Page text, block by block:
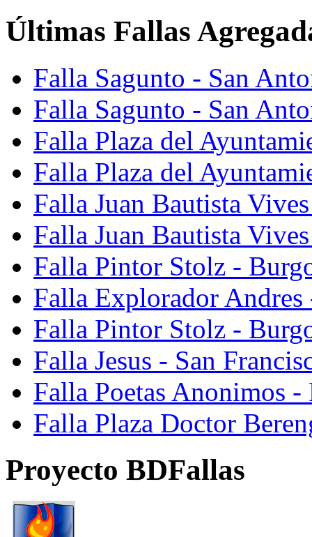
Últimas Fallas
Falla Sagunto - San
Falla Sagunto - San
Falla Plaza del
Falla Plaza del
Falla Juan Bautista
Falla Juan Bautista
Falla Pintor Stolz -
Falla Explorador Andres
Falla Pintor Stolz -
Falla Jesus - San
Falla Poetas Anonimos
Falla Plaza Doctor
Proyecto BDFallas